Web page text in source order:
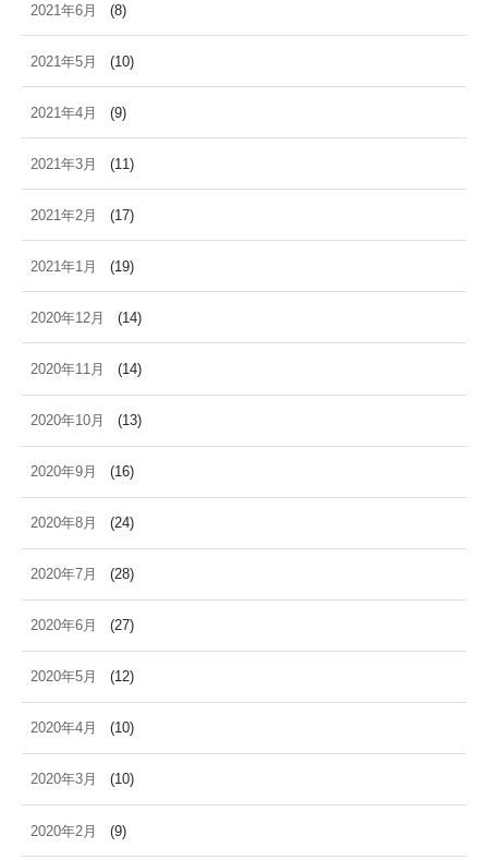
2021年6月 (8)
2021年5月 (10)
2021年4月 (9)
2021年3月 (11)
2021年2月 (17)
2021年1月 (19)
2020年12月 (14)
2020年11月 (14)
2020年10月 (13)
2020年9月 (16)
2020年8月 (24)
2020年7月 (28)
2020年6月 (27)
2020年5月 (12)
2020年4月 (10)
2020年3月 (10)
2020年2月 (9)